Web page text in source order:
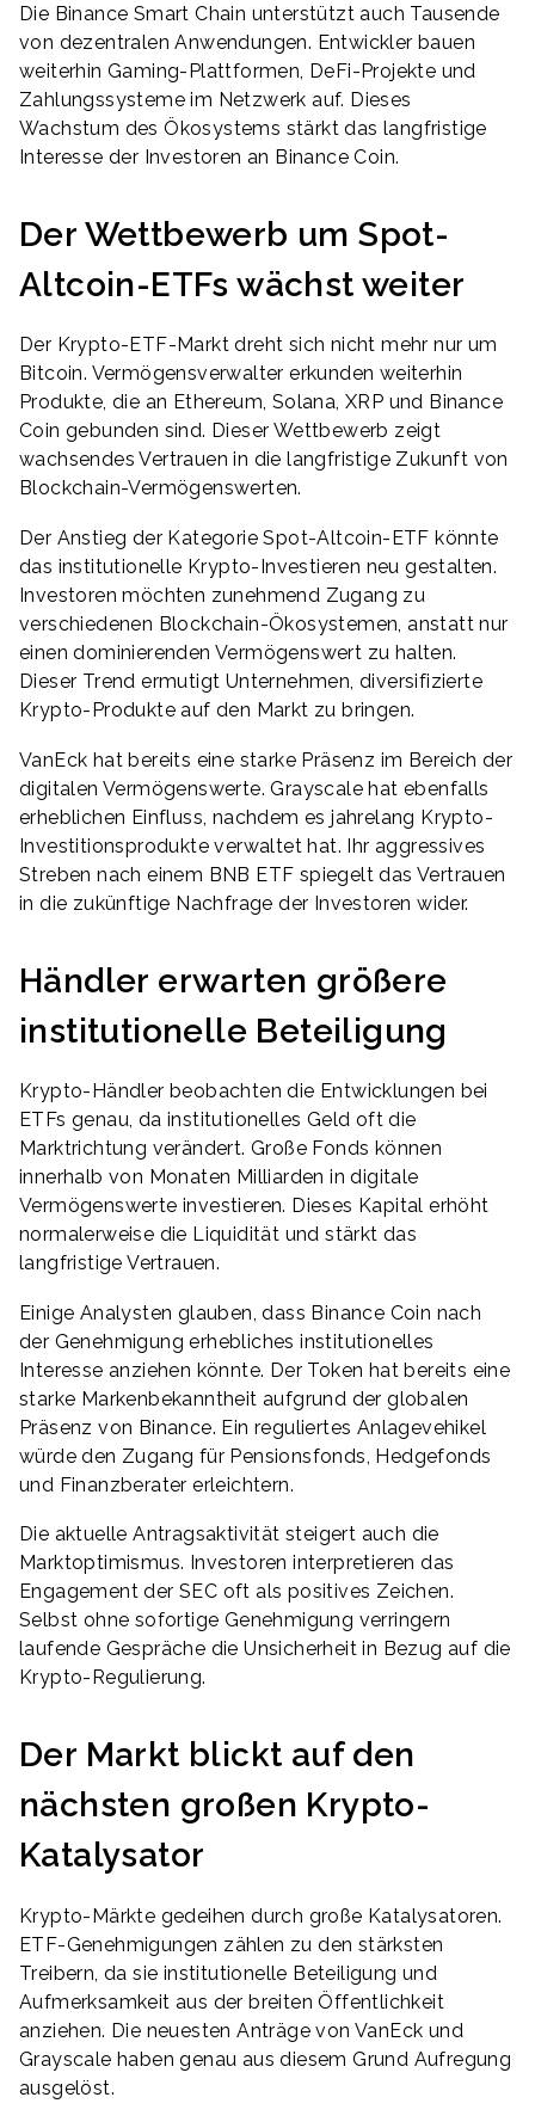
Die Binance Smart Chain unterstützt auch Tausende
von dezentralen Anwendungen. Entwickler bauen
weiterhin Gaming-Plattformen, DeFi-Projekte und
Zahlungssysteme im Netzwerk auf. Dieses
Wachstum des Ökosystems stärkt das langfristige
Interesse der Investoren an Binance Coin.
Der Wettbewerb um Spot-
Altcoin-ETFs wächst weiter
Der Krypto-ETF-Markt dreht sich nicht mehr nur um
Bitcoin. Vermögensverwalter erkunden weiterhin
Produkte, die an Ethereum, Solana, XRP und Binance
Coin gebunden sind. Dieser Wettbewerb zeigt
wachsendes Vertrauen in die langfristige Zukunft von
Blockchain-Vermögenswerten.
Der Anstieg der Kategorie Spot-Altcoin-ETF könnte
das institutionelle Krypto-Investieren neu gestalten.
Investoren möchten zunehmend Zugang zu
verschiedenen Blockchain-Ökosystemen, anstatt nur
einen dominierenden Vermögenswert zu halten.
Dieser Trend ermutigt Unternehmen, diversifizierte
Krypto-Produkte auf den Markt zu bringen.
VanEck hat bereits eine starke Präsenz im Bereich der
digitalen Vermögenswerte. Grayscale hat ebenfalls
erheblichen Einfluss, nachdem es jahrelang Krypto-
Investitionsprodukte verwaltet hat. Ihr aggressives
Streben nach einem BNB ETF spiegelt das Vertrauen
in die zukünftige Nachfrage der Investoren wider.
Händler erwarten größere
institutionelle Beteiligung
Krypto-Händler beobachten die Entwicklungen bei
ETFs genau, da institutionelles Geld oft die
Marktrichtung verändert. Große Fonds können
innerhalb von Monaten Milliarden in digitale
Vermögenswerte investieren. Dieses Kapital erhöht
normalerweise die Liquidität und stärkt das
langfristige Vertrauen.
Einige Analysten glauben, dass Binance Coin nach
der Genehmigung erhebliches institutionelles
Interesse anziehen könnte. Der Token hat bereits eine
starke Markenbekanntheit aufgrund der globalen
Präsenz von Binance. Ein reguliertes Anlagevehikel
würde den Zugang für Pensionsfonds, Hedgefonds
und Finanzberater erleichtern.
Die aktuelle Antragsaktivität steigert auch die
Marktoptimismus. Investoren interpretieren das
Engagement der SEC oft als positives Zeichen.
Selbst ohne sofortige Genehmigung verringern
laufende Gespräche die Unsicherheit in Bezug auf die
Krypto-Regulierung.
Der Markt blickt auf den
nächsten großen Krypto-
Katalysator
Krypto-Märkte gedeihen durch große Katalysatoren.
ETF-Genehmigungen zählen zu den stärksten
Treibern, da sie institutionelle Beteiligung und
Aufmerksamkeit aus der breiten Öffentlichkeit
anziehen. Die neuesten Anträge von VanEck und
Grayscale haben genau aus diesem Grund Aufregung
ausgelöst.